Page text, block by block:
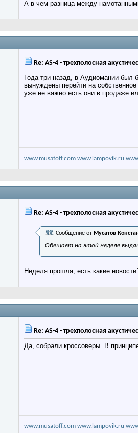
А в чем разница между
Re: AS-4 - трехполосная
Года три назад, в Аудиомании был
вынуждены перейти на
уже не важно есть они в продаже
www.musatoff.com www.lampovik.ru
Re: AS-4 - трехполосная
Сообщение от Мусатов
Обещает на этой неделе
Неделя прошла, есть какие
Re: AS-4 - трехполосная
Да, собрали кроссоверы. В
www.musatoff.com www.lampovik.ru